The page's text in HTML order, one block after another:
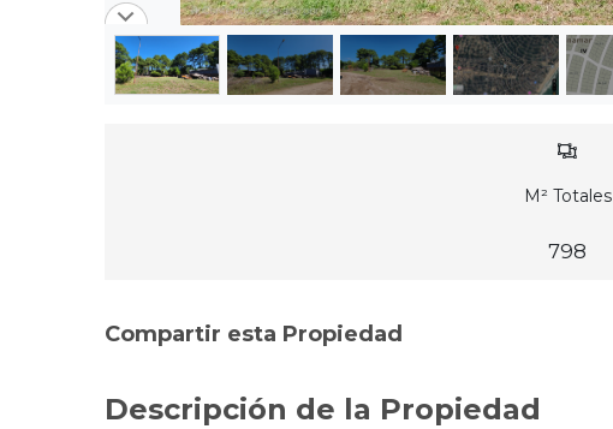
M² Totales
798
Compartir esta Propiedad
Descripción de la Propiedad